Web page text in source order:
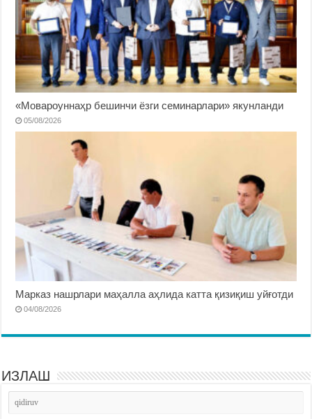
«Мовароуннаҳр бешинчи ёзги семинарлари» якунланди
05/08/2026
Марказ нашрлари маҳалла аҳлида катта қизиқиш уйғотди
04/08/2026
ИЗЛАШ